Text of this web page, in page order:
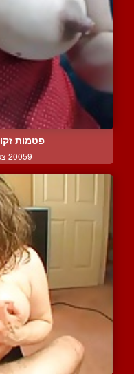
פטמות
20059 צפיות